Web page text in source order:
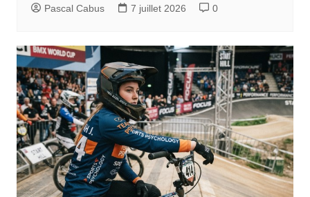
Pascal Cabus 7 juillet 2026 0